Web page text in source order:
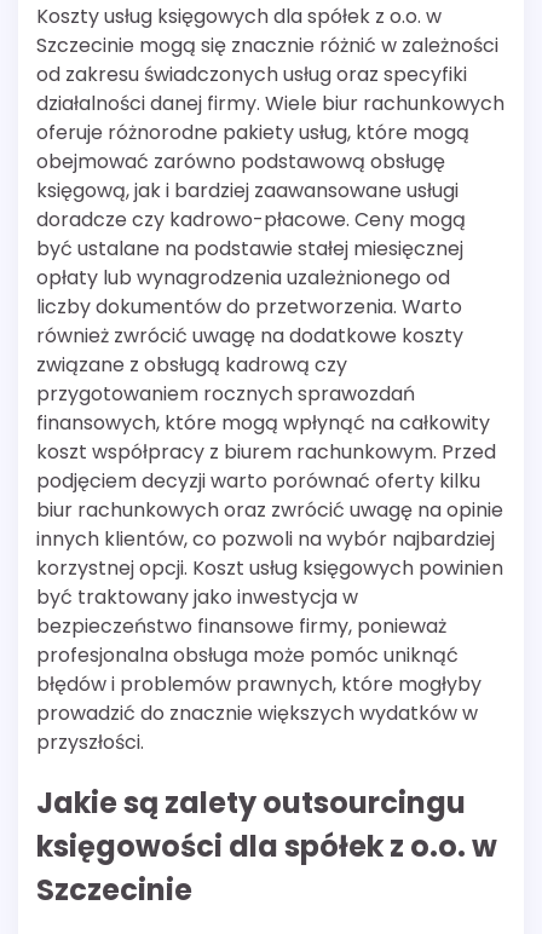
Koszty usług księgowych dla spółek z o.o. w
Szczecinie mogą się znacznie różnić w zależności
od zakresu świadczonych usług oraz specyfiki
działalności danej firmy. Wiele biur rachunkowych
oferuje różnorodne pakiety usług, które mogą
obejmować zarówno podstawową obsługę
księgową, jak i bardziej zaawansowane usługi
doradcze czy kadrowo-płacowe. Ceny mogą
być ustalane na podstawie stałej miesięcznej
opłaty lub wynagrodzenia uzależnionego od
liczby dokumentów do przetworzenia. Warto
również zwrócić uwagę na dodatkowe koszty
związane z obsługą kadrową czy
przygotowaniem rocznych sprawozdań
finansowych, które mogą wpłynąć na całkowity
koszt współpracy z biurem rachunkowym. Przed
podjęciem decyzji warto porównać oferty kilku
biur rachunkowych oraz zwrócić uwagę na opinie
innych klientów, co pozwoli na wybór najbardziej
korzystnej opcji. Koszt usług księgowych powinien
być traktowany jako inwestycja w
bezpieczeństwo finansowe firmy, ponieważ
profesjonalna obsługa może pomóc uniknąć
błędów i problemów prawnych, które mogłyby
prowadzić do znacznie większych wydatków w
przyszłości.
Jakie są zalety outsourcingu
księgowości dla spółek z o.o. w
Szczecinie